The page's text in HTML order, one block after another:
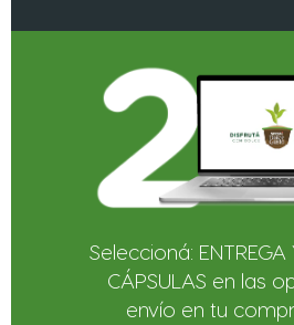
Seleccioná: ENTREGA
CÁPSULAS en las
envío en tu